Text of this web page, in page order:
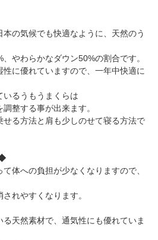
の気候でも快適なように、天然のう
やわらかなダウン50%の割合です。
性に優れていますので、一年中快適に
いるうもうまくらは
整する事が出来ます。
る方法と肩も少しのせて寝る方法で
体への負担が少なくなりますので、
れやすくなります。
天然素材で、通気性にも優れていま